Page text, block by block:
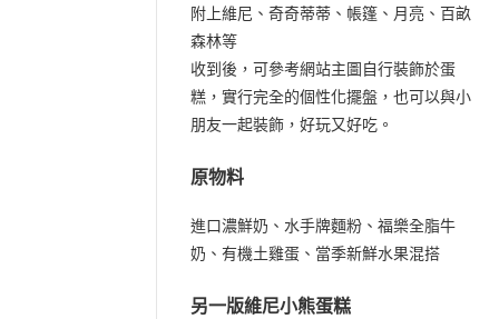
附上維尼、奇奇蒂蒂、帳篷、月亮、百畝
森林等
收到後，可參考網站主圖自行裝飾於蛋
糕，實行完全的個性化擺盤，也可以與小
朋友一起裝飾，好玩又好吃。
原物料
進口濃鮮奶、水手牌麵粉、福樂全脂牛
奶、有機土雞蛋、當季新鮮水果混搭
另一版維尼小熊蛋糕